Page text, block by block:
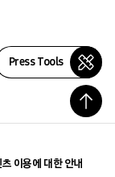
Press Tools
이용에 대한 안내